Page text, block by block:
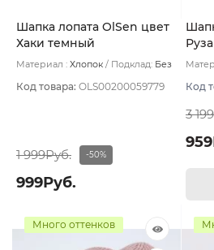
Шапка лопата OlSen цвет
Хаки темный
Материал : Хлопок Подклад: Без
Код товара: OLS00200059779
1 999Руб. -50%
999Руб.
Код
3
Много оттенков